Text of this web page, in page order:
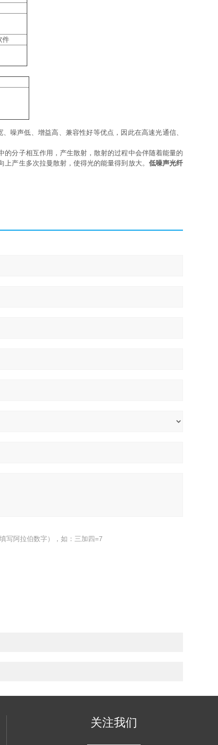
件
噪声低、增益高、兼容性好等优点，因此在高速光通信、
分子相互作用，产生散射，散射的过程中会伴随着能量的
产生多次拉曼散射，使得光的能量得到放大。 低噪声光纤
写阿拉伯数字），如：三加四=7
关注我们